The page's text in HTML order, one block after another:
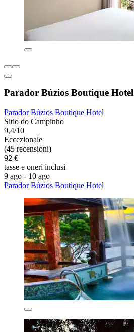
Parador Búzios Boutique Hotel
Parador Búzios Boutique Hotel
Sitio do Campinho
9,4/10
Eccezionale
(45 recensioni)
92 €
tasse e oneri inclusi
9 ago - 10 ago
Parador Búzios Boutique Hotel